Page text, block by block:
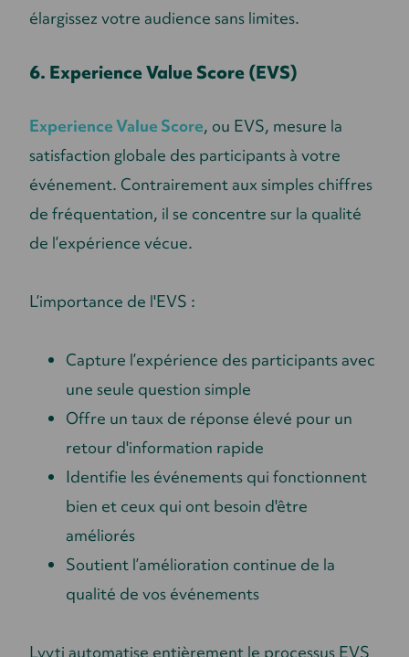
élargissez votre audience sans limites.
6. Experience Value Score (EVS)
Experience Value Score, ou EVS, mesure la
satisfaction globale des participants à votre
événement. Contrairement aux simples chiffres
de fréquentation, il se concentre sur la qualité
de l’expérience vécue.
L’importance de l'EVS :
Capture l’expérience des participants avec
une seule question simple
Offre un taux de réponse élevé pour un
retour d'information rapide
Identifie les événements qui fonctionnent
bien et ceux qui ont besoin d'être
améliorés
Soutient l’amélioration continue de la
qualité de vos événements
Lyyti automatise entièrement le processus EVS